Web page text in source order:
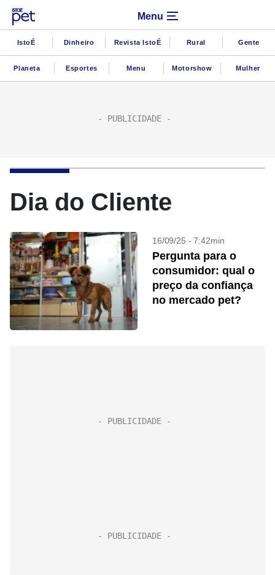
Menu
IstoÉ Dinheiro Revista IstoÉ Rural Gente
Planeta Esportes Menu Motorshow Mulher
Dia do Cliente
16/09/25 - 7:42min
Pergunta para o
consumidor: qual o
preço da confiança
no mercado pet?